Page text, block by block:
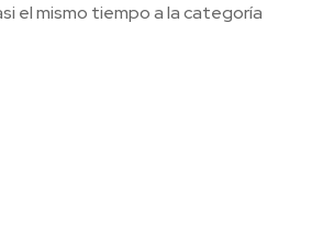
el mismo tiempo a la categoría